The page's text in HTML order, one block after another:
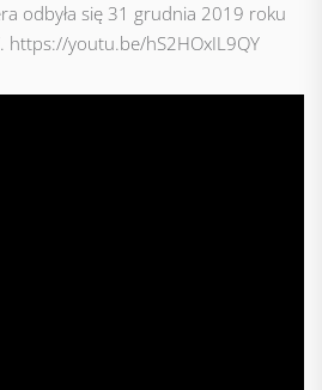
odbyła się 31 grudnia 2019 roku
https://youtu.be/hS2HOxIL9QY